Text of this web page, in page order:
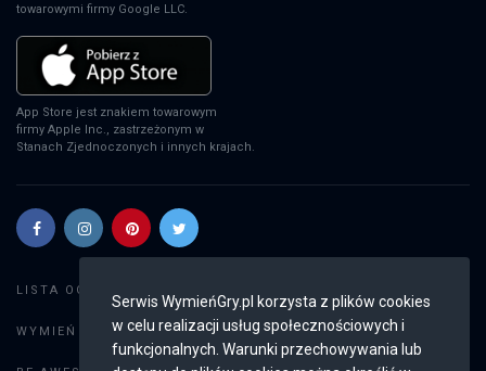
Serwis WymieńGry.pl korzysta z plików cookies
w celu realizacji usług społecznościowych i
funkcjonalnych. Warunki przechowywania lub
EA Sports FC 24
XSX
EA Sports FC 24
PS5
EA Sports FC 24
SWITCH
towarowymi firmy Google LLC.
App Store jest znakiem towarowym
firmy Apple Inc., zastrzeżonym w
Stanach Zjednoczonych i innych krajach.
LISTA OGŁOSZEŃ:
WYMIEŃ GRY: Dodaj ogłoszenie